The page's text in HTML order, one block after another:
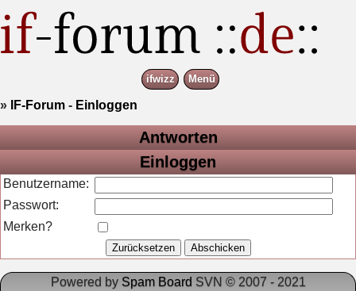
ifwizz Menü
» IF-Forum - Einloggen
Antworten
Einloggen
Benutzername:
Passwort:
Merken?
Powered by Spam Board SVN © 2007 - 2021